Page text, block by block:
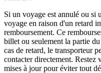
Si un voyage est annulé ou si
voyage en raison d'un retard
remboursement. Ce
billet ou seulement la partie
cas de retard, le transporteur
contacter directement.
mises à jour pour éviter tout